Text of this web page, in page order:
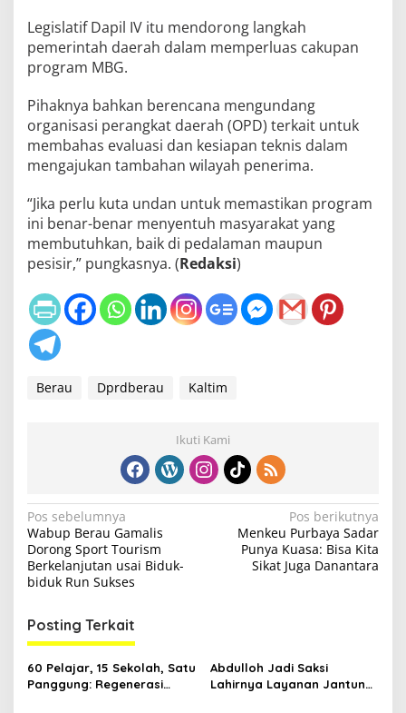
Legislatif Dapil IV itu mendorong langkah
pemerintah daerah dalam memperluas cakupan
program MBG.
Pihaknya bahkan berencana mengundang
organisasi perangkat daerah (OPD) terkait untuk
membahas evaluasi dan kesiapan teknis dalam
mengajukan tambahan wilayah penerima.
“Jika perlu kuta undan untuk memastikan program
ini benar-benar menyentuh masyarakat yang
membutuhkan, baik di pedalaman maupun
pesisir,” pungkasnya. (Redaksi)
Berau Dprdberau Kaltim
Ikuti Kami
N
a
v
i
g
a
s
i
Pos sebelumnya
Wabup Berau Gamalis
Dorong Sport Tourism
Berkelanjutan usai Biduk-
biduk Run Sukses
Pos berikutnya
Menkeu Purbaya Sadar
Punya Kuasa: Bisa Kita
Sikat Juga Danantara
Posting Terkait
60 Pelajar, 15 Sekolah, Satu
Panggung: Regenerasi
Abdulloh Jadi Saksi
Lahirnya Layanan Jantung